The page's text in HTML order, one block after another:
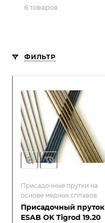
6 товаров
ФИЛЬТР
Присадочные прутки на
основе медных сплавов
Присадочный пруток
ESAB OK Tigrod 19.20